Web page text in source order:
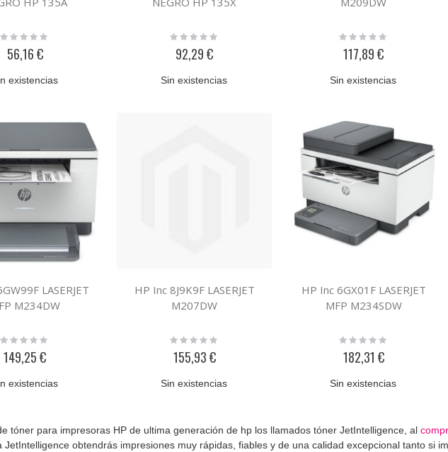
Rating:
56,16 €
existencias
Rating:
92,29 €
Sin existencias
Rating:
117,89 €
Sin existencias
LASERJET
M234DW
Rating:
149,25 €
existencias
HP Inc 8J9K9F LASERJET
M207DW
Rating:
155,93 €
Sin existencias
HP Inc 6GX01F LASERJET
MFP M234SDW
Rating:
182,31 €
Sin existencias
tóner para impresoras HP de ultima generación de hp los llamados tóner JetIntelligence, al
JetIntelligence obtendrás impresiones muy rápidas, fiables y de una calidad excepcional tanto si